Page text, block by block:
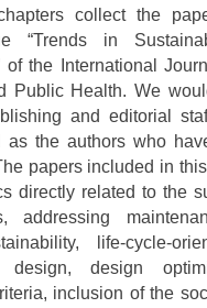
collect the
“Trends in
of the International
Public Health. We
and editorial
as the authors who
papers included in
directly related to the
addressing
life-cycle-
design, design
inclusion of the